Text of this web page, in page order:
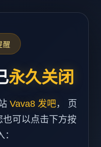
醒
永久关闭
Vava8 发吧， 页
可以点击下方按